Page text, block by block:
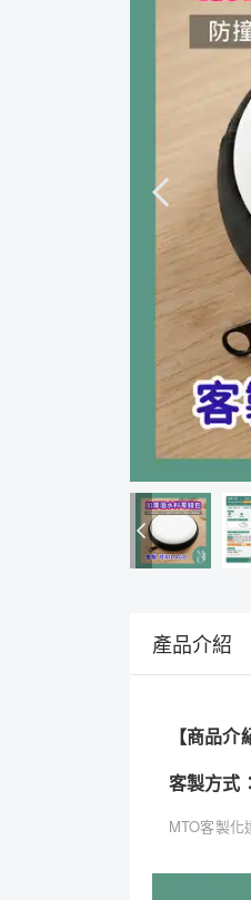
產品介紹
【商品介
客製方式：
MTO客製化